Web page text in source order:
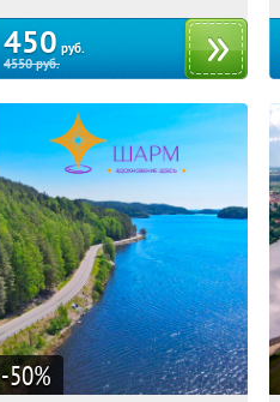
450 руб.
4550руб.
-50%